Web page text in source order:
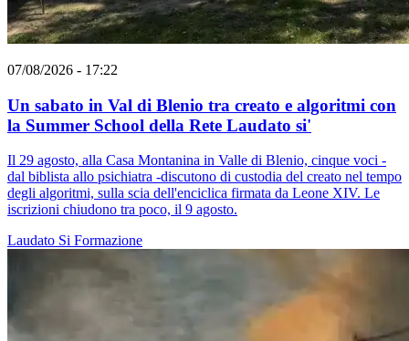
07/08/2026 - 17:22
Un sabato in Val di Blenio tra creato e algoritmi con
la Summer School della Rete Laudato si'
Il 29 agosto, alla Casa Montanina in Valle di Blenio, cinque voci -
dal biblista allo psichiatra -discutono di custodia del creato nel tempo
degli algoritmi, sulla scia dell'enciclica firmata da Leone XIV. Le
iscrizioni chiudono tra poco, il 9 agosto.
Laudato Si Formazione